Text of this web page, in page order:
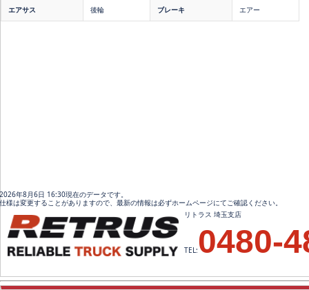
エアサス 後輪 ブレーキ エアー
2026年8月6日 16:30現在のデータです。
仕様は変更することがありますので、最新の情報は必ずホームページにてご確認ください。
リトラス 埼玉支店
TEL: 0480-